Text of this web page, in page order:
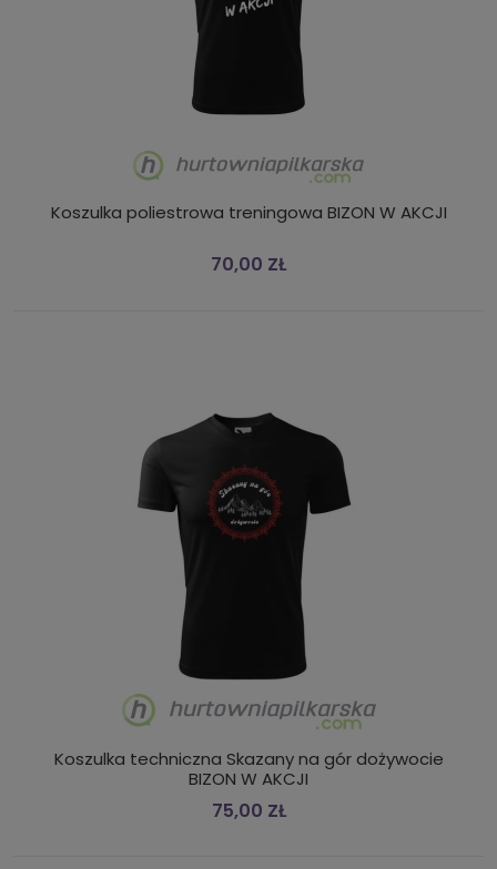
Koszulka poliestrowa treningowa BIZON W AKCJI
70,00 ZŁ
Koszulka techniczna Skazany na gór dożywocie
BIZON W AKCJI
75,00 ZŁ